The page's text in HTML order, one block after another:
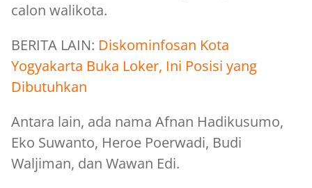
calon walikota.
BERITA LAIN: Diskominfosan Kota
Yogyakarta Buka Loker, Ini Posisi yang
Dibutuhkan
Antara lain, ada nama Afnan Hadikusumo,
Eko Suwanto, Heroe Poerwadi, Budi
Waljiman, dan Wawan Edi.